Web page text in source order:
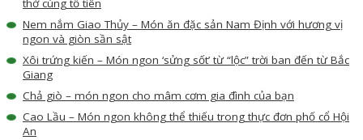
thờ cúng tổ tiên
Nem nắm Giao Thủy – Món ăn đặc sản Nam Định với hương vị
ngon và giòn sần sật
Xôi trứng kiến – Món ngon ‘sửng sốt’ từ “lộc” trời ban đến từ Bắc
Giang
Chả giò – món ngon cho mâm cơm gia đình của bạn
Cao Lầu – Món ngon không thể thiếu trong thực đơn phố cổ Hội
An